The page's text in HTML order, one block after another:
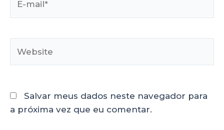
Salvar meus dados neste navegador para
a próxima vez que eu comentar.